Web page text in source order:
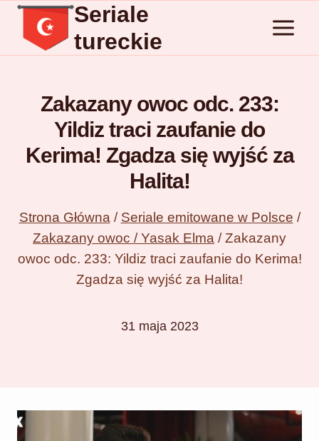
Przejdź
treści
Seriale
tureckie
Zakazany owoc odc. 233:
Yildiz traci zaufanie do
Kerima! Zgadza się wyjść za
Halita!
Strona Główna / Seriale emitowane w Polsce /
Zakazany owoc / Yasak Elma / Zakazany
owoc odc. 233: Yildiz traci zaufanie do Kerima!
Zgadza się wyjść za Halita!
31 maja 2023